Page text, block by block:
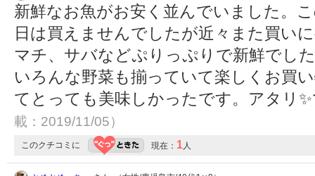
新鮮なお魚がお安く並んでいました。
日は買えませんでしたが近々また買い
マチ、サバなどぷりっぷりで新鮮でし
いろんな野菜も揃っていて楽しくお買
てとっても美味しかったです。アタリ
載：2019/11/05）
このクチコミに 現在： 1人